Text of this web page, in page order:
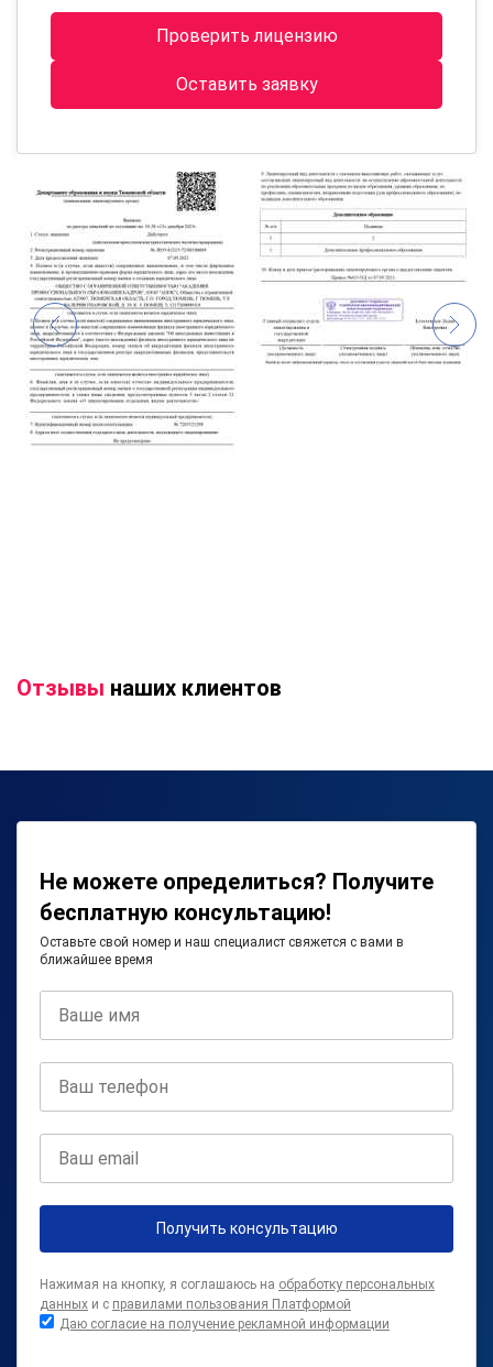
Проверить лицензию
Оставить заявку
Отзывы наших клиентов
Не можете определиться? Получите
бесплатную консультацию!
Оставьте свой номер и наш специалист свяжется с вами в
ближайшее время
Получить консультацию
Нажимая на кнопку, я соглашаюсь на обработку персональных
данных и с правилами пользования Платформой
Даю согласие на получение рекламной информации